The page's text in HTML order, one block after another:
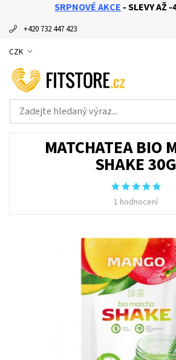
SRPNOVÉ AKCE - SLEVY AŽ
+420 732 447 423
CZK
MATCHATEA BIO
SHAKE 30G
1 hodnocení